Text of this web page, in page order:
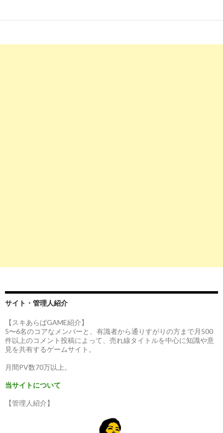
サイト・管理人紹介
【スキあらばGAME紹介】
5〜6名のコアなメンバーと、有識者から通りすがりの方まで月500
件以上のコメント投稿によって、売れ線タイトルを中心に知識や意
見を共有するゲームサイト。
月間PV数70万以上。
当サイトについて
【管理人紹介】